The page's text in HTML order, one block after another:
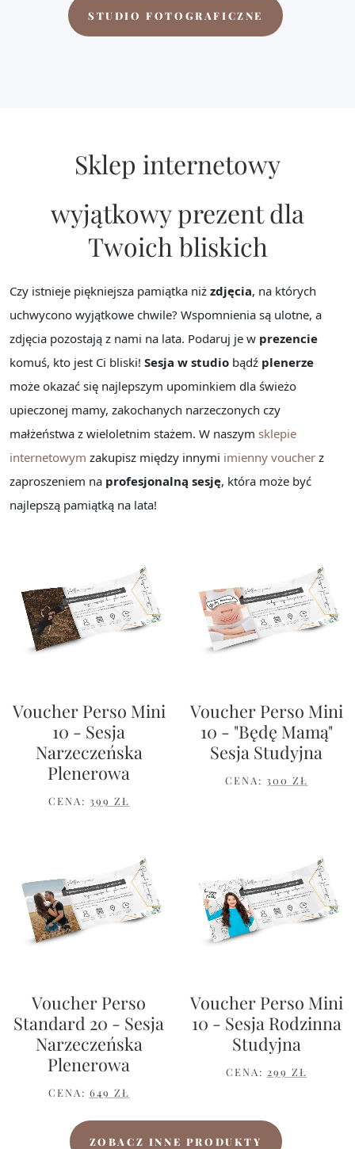
STUDIO FOTOGRAFICZNE
Sklep internetowy
wyjątkowy prezent dla
Twoich bliskich
Czy istnieje piękniejsza pamiątka niż zdjęcia, na których
uchwycono wyjątkowe chwile? Wspomnienia są ulotne, a
zdjęcia pozostają z nami na lata. Podaruj je w prezencie
komuś, kto jest Ci bliski! Sesja w studio bądź plenerze
może okazać się najlepszym upominkiem dla świeżo
upieczonej mamy, zakochanych narzeczonych czy
małżeństwa z wieloletnim stażem. W naszym sklepie
internetowym zakupisz między innymi imienny voucher z
zaproszeniem na profesjonalną sesję, która może być
najlepszą pamiątką na lata!
Voucher Perso Mini
10 - Sesja
Narzeczeńska
Plenerowa
CENA: 399 ZŁ
Voucher Perso Mini
10 - "Będę Mamą"
Sesja Studyjna
CENA: 300 ZŁ
Voucher Perso
Standard 20 - Sesja
Narzeczeńska
Plenerowa
CENA: 649 ZŁ
Voucher Perso Mini
10 - Sesja Rodzinna
Studyjna
CENA: 299 ZŁ
ZOBACZ INNE PRODUKTY